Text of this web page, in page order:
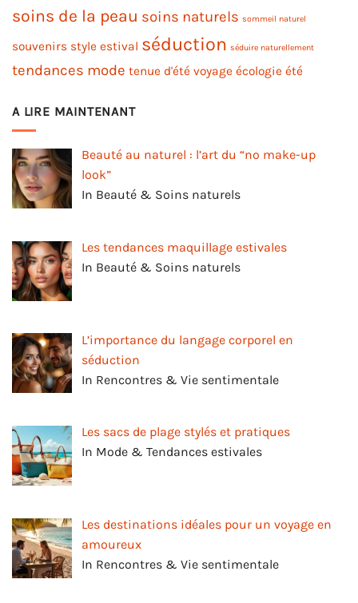
soins de la peau soins naturels sommeil naturel
souvenirs style estival séduction séduire naturellement
tendances mode tenue d'été voyage écologie été
A LIRE MAINTENANT
Beauté au naturel : l’art du “no make-up
look”
In Beauté & Soins naturels
Les tendances maquillage estivales
In Beauté & Soins naturels
L’importance du langage corporel en
séduction
In Rencontres & Vie sentimentale
Les sacs de plage stylés et pratiques
In Mode & Tendances estivales
Les destinations idéales pour un voyage en
amoureux
In Rencontres & Vie sentimentale